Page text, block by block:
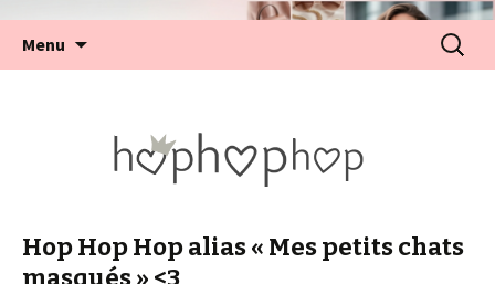
Menu
Hop Hop Hop alias « Mes petits chats
masqués » <3